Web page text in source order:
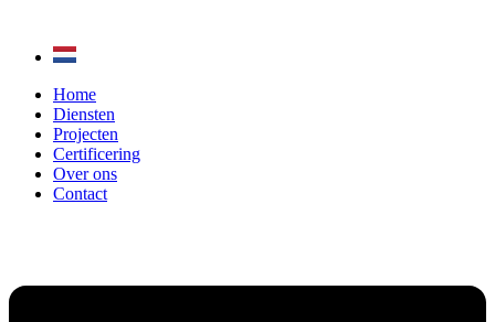
Home
Diensten
Projecten
Certificering
Over ons
Contact